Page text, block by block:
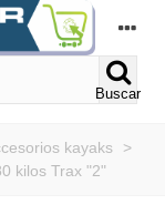
Buscar
kayaks
>
kilos Trax "2"